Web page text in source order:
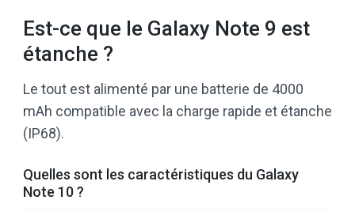
Est-ce que le Galaxy Note 9 est
étanche ?
Le tout est alimenté par une batterie de 4000
mAh compatible avec la charge rapide et étanche
(IP68).
Quelles sont les caractéristiques du Galaxy
Note 10 ?